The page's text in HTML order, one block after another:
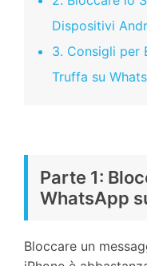
Dispositivi
3. Consigli per
Truffa su
Parte 1:
WhatsApp
Bloccare un